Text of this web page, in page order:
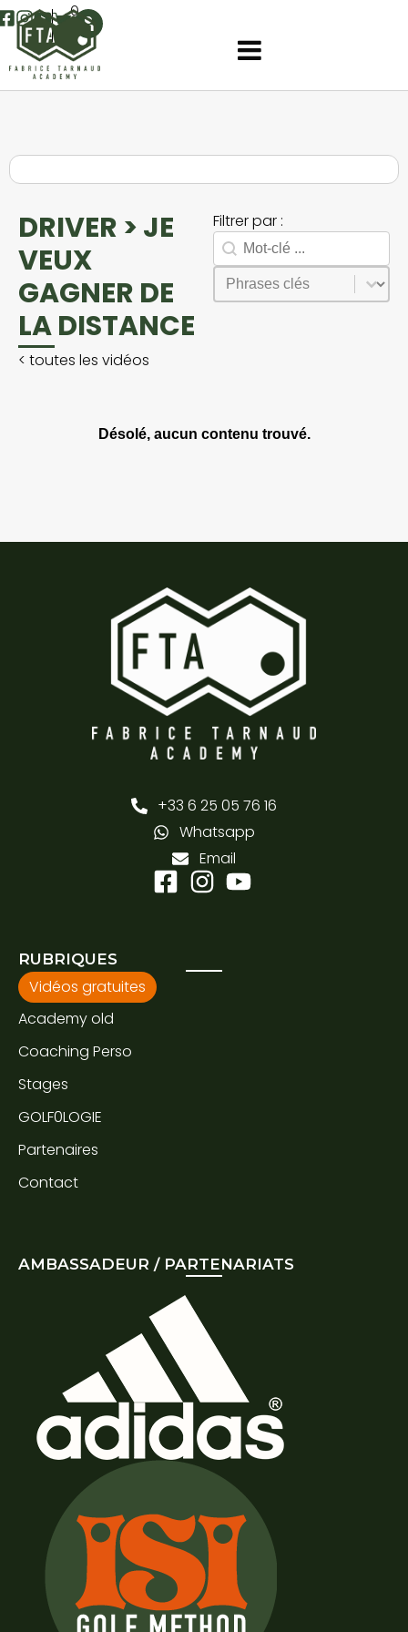
0
DRIVER > JE
VEUX
GAGNER DE
LA DISTANCE
< toutes les vidéos
Filtrer par :
Search facet-2
Rechercher
Phrases
Sélectionnez le contenu
Désolé, aucun contenu trouvé.
+33 6 25 05 76 16
Whatsapp
Email
RUBRIQUES
Vidéos gratuites
Academy old
Coaching Perso
Stages
GOLF0LOGIE
Partenaires
Contact
AMBASSADEUR / PARTENARIATS